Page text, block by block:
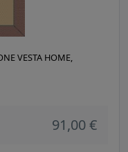
VESTA HOME,
91,00 €